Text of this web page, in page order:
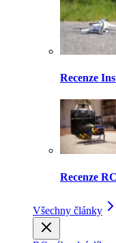
Recenze
Recenze
Všechny články